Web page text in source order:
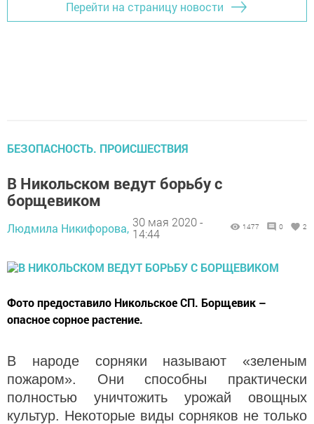
Перейти на страницу новости
БЕЗОПАСНОСТЬ. ПРОИСШЕСТВИЯ
В Никольском ведут борьбу с
борщевиком
Людмила Никифорова, 30 мая 2020 -
14:44
1477 0 2
Фото предоставило Никольское СП. Борщевик –
опасное сорное растение.
В народе сорняки называют «зеленым
пожаром». Они способны практически
полностью уничтожить урожай овощных
культур. Некоторые виды сорняков не только